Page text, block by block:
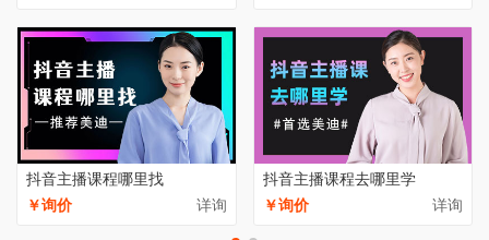
抖音主播课程哪里找
￥询价
详询
抖音主播课程去哪里学
￥询价
详询